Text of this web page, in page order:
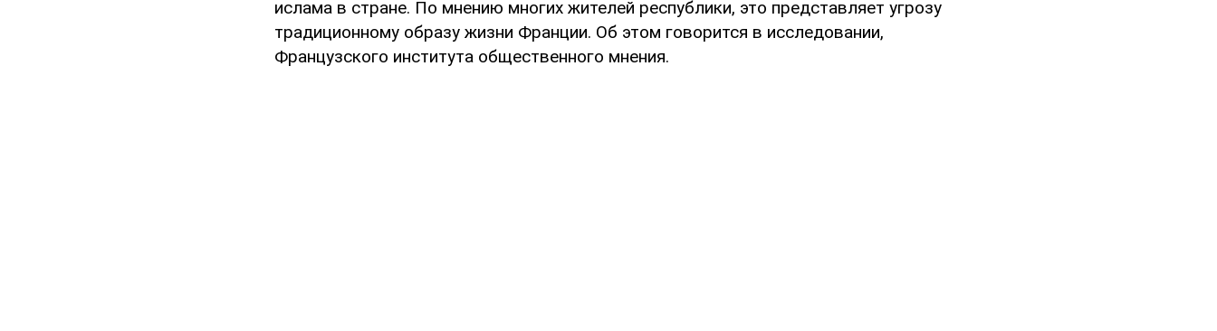
ислама в стране. По мнению многих жителей республики, это представляет угрозу
традиционному образу жизни Франции. Об этом говорится в исследовании,
Французского института общественного мнения.